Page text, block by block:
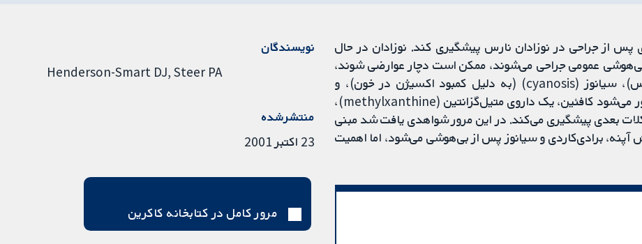
پس از جراحی در نوزادان نارس پیشگیری کند. نوزادان در حال
عمومی جراحی می‌شوند، ممکن است دچار عوارضی شوند،
از جمله اپیزودهای آپنه (apnoea) (وقفه در تنفس)، سیانوز (cyanosis) (به دلیل کمبود اکسیژن در خون)، و
برادی‌کاردی (bradycardia) (ضربان قلب کند). تصور می‌شود کافئین، یک داروی متیل‌گزانتین (methylxanthine)،
بعدی پیشگیری می‌کند. در این مرور شواهدی یافت شد مبنی
آپنه، برادی‌کاردی و سیانوز پس از بی‌هوشی می‌شود، اما اهمیت
نویسندگان
Henderson-Smart DJ Steer PA
منتشرشده
23 اکتبر 2001
مرور کامل در کتابخانه کاکرین